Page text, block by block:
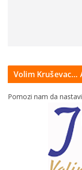
Volim Kruševac…
Pomozi nam da